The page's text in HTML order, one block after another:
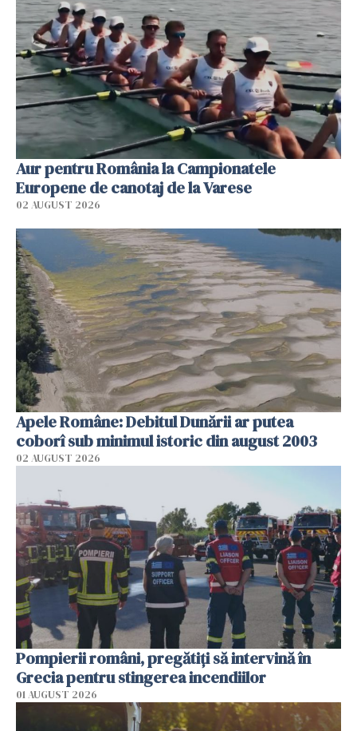
Aur pentru România la Campionatele
Europene de canotaj de la Varese
02 AUGUST 2026
Apele Române: Debitul Dunării ar putea
coborî sub minimul istoric din august 2003
02 AUGUST 2026
Pompierii români, pregătiţi să intervină în
Grecia pentru stingerea incendiilor
01 AUGUST 2026